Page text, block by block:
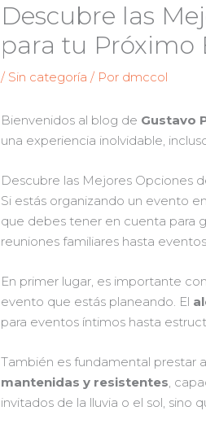
Descubre las
para tu Próximo
/ Sin categoría / Por dmccol
Bienvenidos al blog de Gustavo
una experiencia inolvidable,
Descubre las Mejores Opciones
Si estás organizando un evento
que debes tener en cuenta para
reuniones familiares hasta
En primer lugar, es importante
evento que estás planeando. El
para eventos íntimos hasta
También es fundamental prestar
mantenidas y resistentes,
invitados de la lluvia o el sol,